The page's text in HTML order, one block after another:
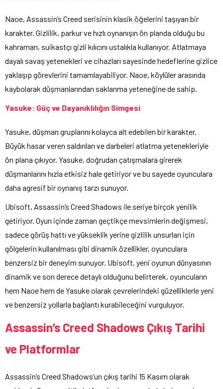
Naoe, Assassin’s Creed serisinin klasik öğelerini taşıyan bir
karakter. Gizlilik, parkur ve hızlı oynanışın ön planda olduğu bu
kahraman, suikastçı gizli kılıcını ustalıkla kullanıyor. Atlatmaya
dayalı savaş yetenekleri ve cihazları sayesinde hedeflerine gizlice
yaklaşıp görevlerini tamamlayabiliyor. Naoe, köylüler arasında
kaybolarak düşmanlarından saklanma yeteneğine de sahip.
Yasuke: Güç ve Dayanıklılığın Simgesi
Yasuke, düşman gruplarını kolayca alt edebilen bir karakter.
Büyük hasar veren saldırıları ve darbeleri atlatma yetenekleriyle
ön plana çıkıyor. Yasuke, doğrudan çatışmalara girerek
düşmanlarını hızla etkisiz hale getiriyor ve bu sayede oyunculara
daha agresif bir oynanış tarzı sunuyor.
Ubisoft, Assassin’s Creed Shadows ile seriye birçok yenilik
getiriyor. Oyun içinde zaman geçtikçe mevsimlerin değişmesi,
sadece görüş hattı ve yükseklik yerine gizlilik unsurları için
gölgelerin kullanılması gibi dinamik özellikler, oyunculara
benzersiz bir deneyim sunuyor. Ubisoft, yeni oyunun dünyasının
dinamik ve son derece detaylı olduğunu belirterek, oyuncuların
hem Naoe hem de Yasuke olarak çevrelerindeki güzelliklerle yeni
ve benzersiz yollarla bağlantı kurabileceğini vurguluyor.
Assassin’s Creed Shadows Çıkış Tarihi
ve Platformlar
Assassin’s Creed Shadows’un çıkış tarihi 15 Kasım olarak